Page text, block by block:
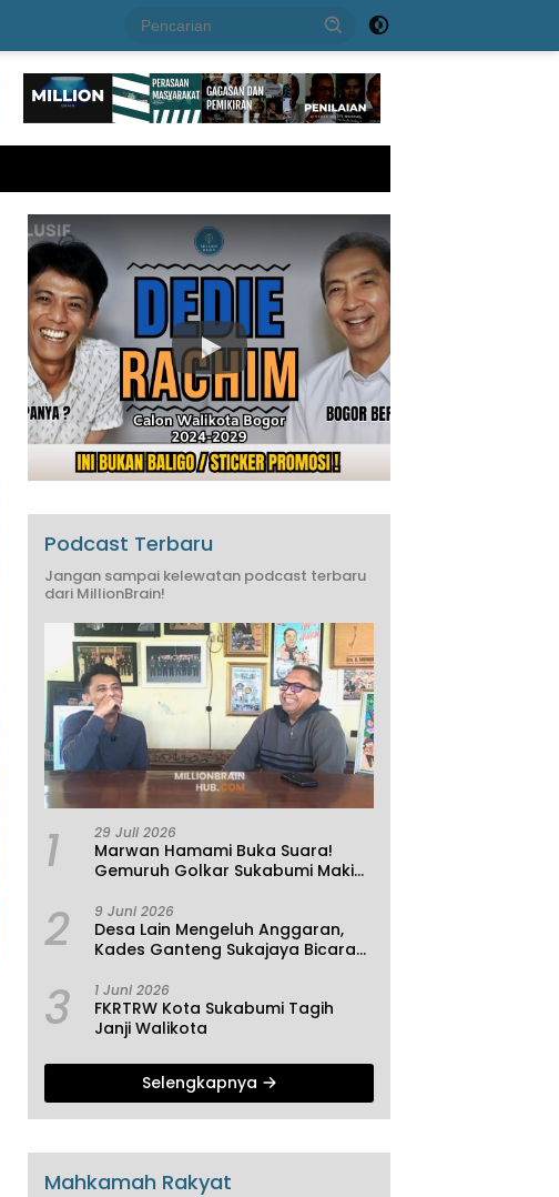
Podcast Terbaru
Jangan sampai kelewatan podcast terbaru
dari MillionBrain!
1 29 Juli 2026
Marwan Hamami Buka Suara!
Gemuruh Golkar Sukabumi Makin
Demokrasi yang Sedang Dikunci?
2 9 Juni 2026
Desa Lain Mengeluh Anggaran,
Kades Ganteng Sukajaya Bicara
3 1 Juni 2026
FKRTRW Kota Sukabumi Tagih
Janji Walikota
Selengkapnya
Mahkamah Rakyat